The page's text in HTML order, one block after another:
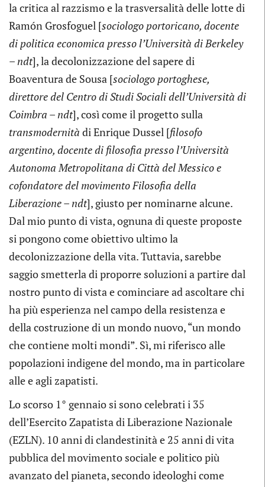
la critica al razzismo e la trasversalità delle lotte di
Ramón Grosfoguel [sociologo portoricano, docente
di politica economica presso l’Università di Berkeley
– ndt], la decolonizzazione del sapere di
Boaventura de Sousa [sociologo portoghese,
direttore del Centro di Studi Sociali dell’Università di
Coimbra – ndt], così come il progetto sulla
transmodernità di Enrique Dussel [filosofo
argentino, docente di filosofia presso l’Università
Autonoma Metropolitana di Città del Messico e
cofondatore del movimento Filosofia della
Liberazione – ndt], giusto per nominarne alcune.
Dal mio punto di vista, ognuna di queste proposte
si pongono come obiettivo ultimo la
decolonizzazione della vita. Tuttavia, sarebbe
saggio smetterla di proporre soluzioni a partire dal
nostro punto di vista e cominciare ad ascoltare chi
ha più esperienza nel campo della resistenza e
della costruzione di un mondo nuovo, “un mondo
che contiene molti mondi”. Sì, mi riferisco alle
popolazioni indigene del mondo, ma in particolare
alle e agli zapatisti.
Lo scorso 1° gennaio si sono celebrati i 35
dell’Esercito Zapatista di Liberazione Nazionale
(EZLN). 10 anni di clandestinità e 25 anni di vita
pubblica del movimento sociale e politico più
avanzato del pianeta, secondo ideologhi come